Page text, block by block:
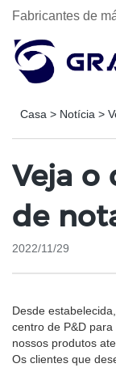
Fabricantes de
Casa > Notícia >
Veja o
de
2022/11/29
Desde
centro de P&D
nossos produtos
Os clientes que